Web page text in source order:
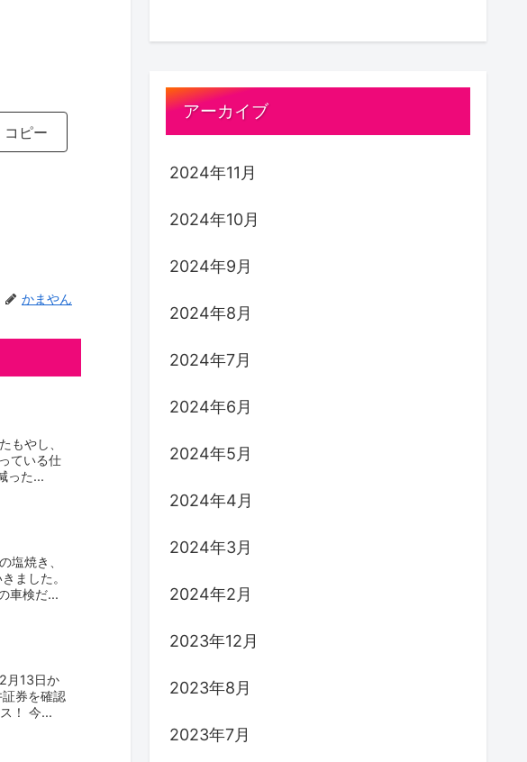
コピー
かまやん
もやし、
ている仕
った...
塩焼き、
ました。
車検だ...
月13日か
券を確認
！ 今...
アーカイブ
2024年11月
2024年10月
2024年9月
2024年8月
2024年7月
2024年6月
2024年5月
2024年4月
2024年3月
2024年2月
2023年12月
2023年8月
2023年7月